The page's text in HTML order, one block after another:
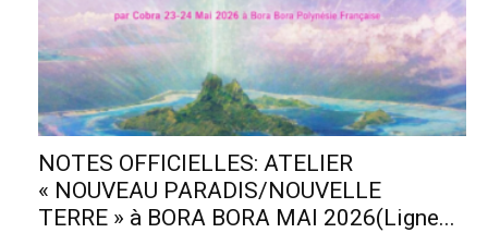
NOTES OFFICIELLES: ATELIER
« NOUVEAU PARADIS/NOUVELLE
TERRE » à BORA BORA MAI 2026(Ligne...